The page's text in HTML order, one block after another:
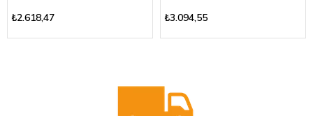
₺2.618,47 ₺3.094,55